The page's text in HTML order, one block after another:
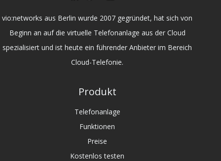
vio:networks aus Berlin wurde 2007 gegründet, hat sich von
Beginn an auf die virtuelle Telefonanlage aus der Cloud
spezialisiert und ist heute ein führender Anbieter im Bereich
Cloud-Telefonie.
Produkt
Telefonanlage
Funktionen
Preise
Kostenlos testen